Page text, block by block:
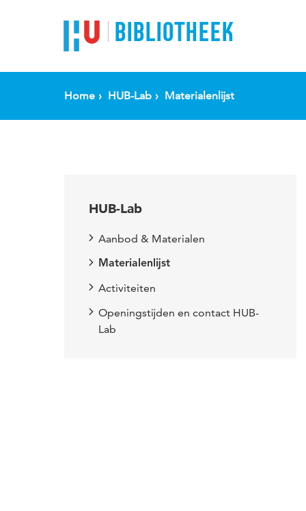
BIBLIOTHEEK
Home HUB-Lab Materialenlijst
HUB-Lab
Aanbod & Materialen
Materialenlijst
Activiteiten
Openingstijden en contact HUB-
Lab